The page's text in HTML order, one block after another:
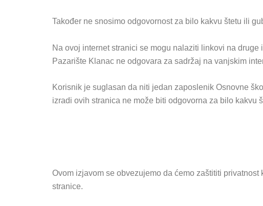
Također ne snosimo odgovornost za bilo kakvu štetu ili
Na ovoj internet stranici se mogu nalaziti linkovi na
Pazarište Klanac ne odgovara za sadržaj na vanjskim
Korisnik je suglasan da niti jedan zaposlenik Osnovne
izradi ovih stranica ne može biti odgovorna za bilo kakvu
Ovom izjavom se obvezujemo da ćemo zaštititi
stranice.